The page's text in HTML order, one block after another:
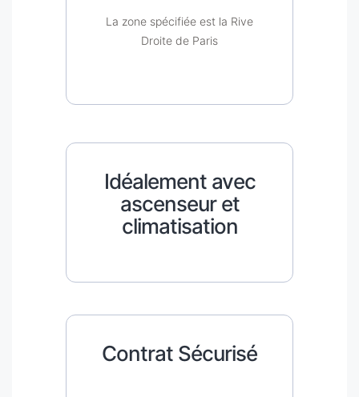
La zone spécifiée est la Rive
Droite de Paris
Idéalement avec
ascenseur et
climatisation
Contrat Sécurisé